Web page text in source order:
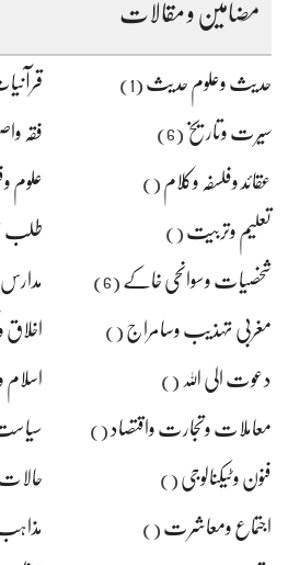
مضامین و مقالات
حدیث وعلوم حدیث (1)
فقہ سیرت وتاریخ (6)
علوم عقائد وفلسفہ وکلام ()
طلب تعلیم وتربیت ()
شخصیات وسوانحی خاکے (6)
مغربی تہذیب وسامراج ()
اسلام دعوت الی اللہ ()
معاملات وتجارت واقتصاد ()
حالات فنون وٹیکنالوجی ()
اجتماع ومعاشرت ()